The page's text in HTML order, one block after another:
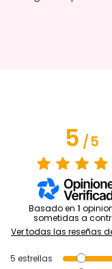
5/5
Basado en 1
sometidas a
Ver todas las reseñas
5 estrellas